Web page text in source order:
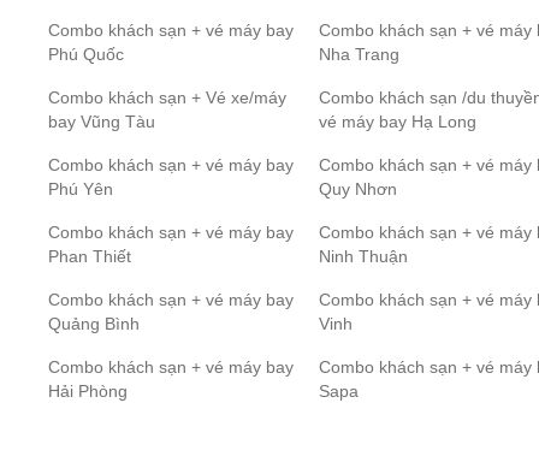
Combo khách sạn + vé máy bay
Phú Quốc
Combo khách sạn + vé máy
Nha Trang
Combo khách sạn + Vé xe/máy
bay Vũng Tàu
Combo khách sạn /du
vé máy bay Hạ Long
Combo khách sạn + vé máy bay
Phú Yên
Combo khách sạn + vé máy
Quy Nhơn
Combo khách sạn + vé máy bay
Phan Thiết
Combo khách sạn + vé máy
Ninh Thuận
Combo khách sạn + vé máy bay
Quảng Bình
Combo khách sạn + vé máy
Vinh
Combo khách sạn + vé máy bay
Hải Phòng
Combo khách sạn + vé máy
Sapa